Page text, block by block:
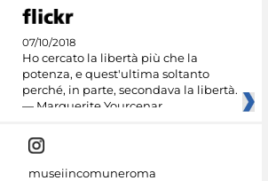
07/10/2018
Ho cercato la libertà più che la
potenza, e quest'ultima soltanto
perché, in parte, secondava la libertà.
— Marguerite Yourcenar
museiincomuneroma